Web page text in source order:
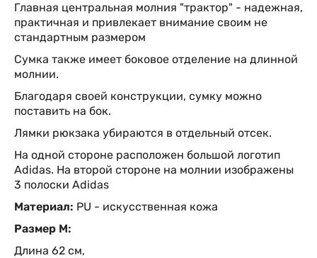
Главная центральная молния "трактор" - надежная,
практичная и привлекает внимание своим не
стандартным размером
Сумка также имеет боковое отделение на длинной
молнии.
Благодаря своей конструкции, сумку можно
поставить на бок.
Лямки рюкзака убираются в отдельный отсек.
На одной стороне расположен большой логотип
Adidas. На второй стороне на молнии изображены
3 полоски Adidas
Материал: PU - искусственная кожа
Размер M:
Длина 62 см,